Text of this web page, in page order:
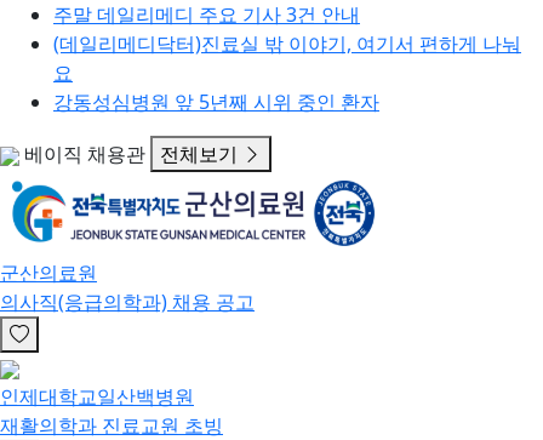
주말 데일리메디 주요 기사 3건 안내
(데일리메디닥터)진료실 밖 이야기, 여기서 편하게 나눠
요
강동성심병원 앞 5년째 시위 중인 환자
베이직 채용관 전체보기
군산의료원
의사직(응급의학과) 채용 공고
인제대학교일산백병원
재활의학과 진료교원 초빙